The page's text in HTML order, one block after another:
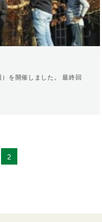
パッシブデザイン設計法 第六回（最終回）を開催しました。 最終回
2